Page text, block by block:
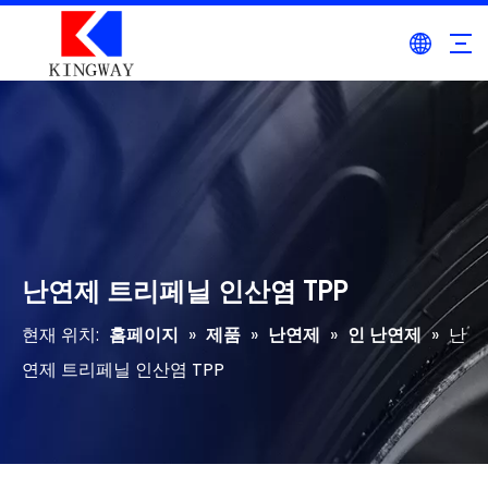
난연제 트리페닐 인산염 TPP
현재 위치: 홈페이지 » 제품 » 난연제 » 인 난연제 » 난
연제 트리페닐 인산염 TPP